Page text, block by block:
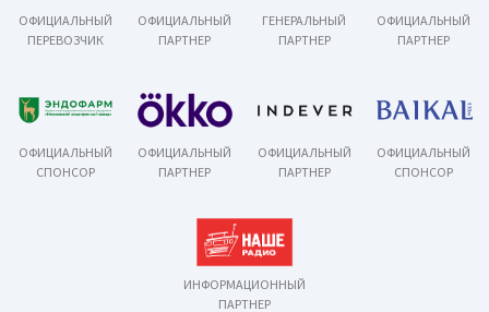
ОФИЦИАЛЬНЫЙ
ПЕРЕВОЗЧИК
ОФИЦИАЛЬНЫЙ
ПАРТНЕР
ГЕНЕРАЛЬНЫЙ
ПАРТНЕР
ОФИЦИАЛЬНЫЙ
ПАРТНЕР
ОФИЦИАЛЬНЫЙ
СПОНСОР
ОФИЦИАЛЬНЫЙ
ПАРТНЕР
ОФИЦИАЛЬНЫЙ
ПАРТНЕР
ОФИЦИАЛЬНЫЙ
СПОНСОР
ИНФОРМАЦИОННЫЙ
ПАРТНЕР